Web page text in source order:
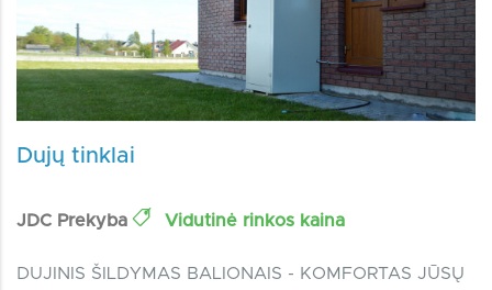
Dujų tinklai
JDC Prekyba Vidutinė rinkos kaina
DUJINIS ŠILDYMAS BALIONAIS - KOMFORTAS JŪSŲ